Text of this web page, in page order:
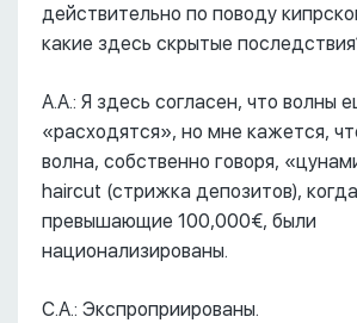
действительно по поводу
какие здесь скрытые
А.А.: Я здесь согласен, что волны
«расходятся», но мне кажется,
волна, собственно говоря,
haircut (стрижка депозитов),
превышающие 100,000€, были
национализированы.
С.А.: Экспроприированы.